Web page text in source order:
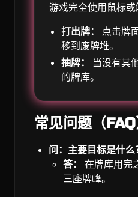
游戏完全使用鼠标或
打出牌：
点击牌
移到废牌堆。
抽牌：
当没有其
的牌库。
常见问题（FAQ
问：主要目标是什么
答：
在牌库用完
三座牌峰。